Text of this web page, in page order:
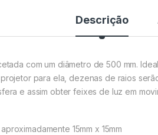
Descrição
com um diâmetro de 500 mm.
para ela, dezenas de raios
e assim obter feixes de luz em
15mm x 15mm